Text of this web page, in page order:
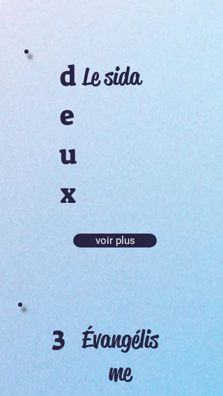
Le sida
d
e
u
x
voir plus
3 Évangélis
me